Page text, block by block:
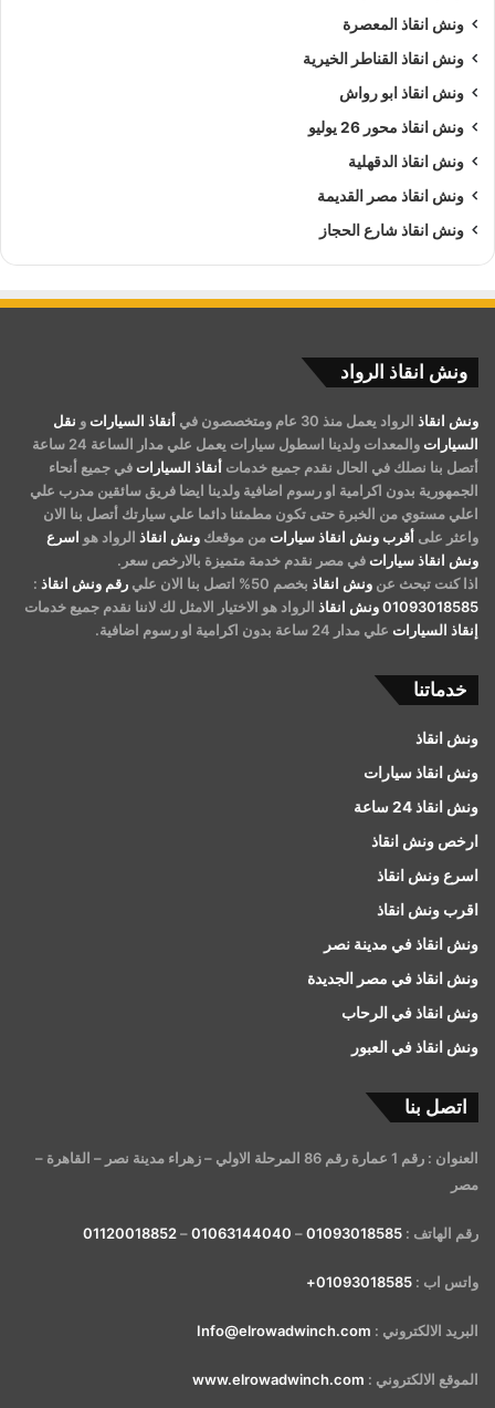
ونش انقاذ المعصرة
ونش انقاذ القناطر الخيرية
ونش انقاذ ابو رواش
ونش انقاذ محور 26 يوليو
ونش انقاذ الدقهلية
ونش انقاذ مصر القديمة
ونش انقاذ شارع الحجاز
ونش انقاذ الرواد
ونش انقاذ الرواد يعمل منذ 30 عام ومتخصصون في أنقاذ السيارات و نقل
السيارات
والمعدات ولدينا اسطول سيارات يعمل علي مدار الساعة 24 ساعة
أتصل بنا نصلك في الحال نقدم جميع خدمات أنقاذ السيارات في جميع أنحاء
الجمهورية بدون اكرامية او رسوم اضافية ولدينا ايضا فريق سائقين مدرب علي
اعلي مستوي من الخبرة حتى تكون مطمئنا دائما علي سيارتك أتصل بنا الان
واعثر على أقرب ونش انقاذ سيارات من موقعك ونش انقاذ الرواد هو اسرع
ونش انقاذ سيارات في مصر نقدم خدمة متميزة بالارخص سعر.
اذا كنت تبحث عن ونش انقاذ بخصم 50% اتصل بنا الان علي رقم ونش انقاذ :
01093018585ونش انقاذ الرواد هو الاختيار الامثل لك لاننا نقدم جميع خدمات
إنقاذ السيارات علي مدار 24 ساعة بدون اكرامية او رسوم اضافية.
خدماتنا
ونش انقاذ
ونش انقاذ سيارات
ونش انقاذ 24 ساعة
ارخص ونش انقاذ
اسرع ونش انقاذ
اقرب ونش انقاذ
ونش انقاذ في مدينة نصر
ونش انقاذ في مصر الجديدة
ونش انقاذ في الرحاب
ونش انقاذ في العبور
اتصل بنا
العنوان : رقم 1 عمارة رقم 86 المرحلة الاولي – زهراء مدينة نصر – القاهرة –
مصر
رقم الهاتف : 01093018585
–
01063144040
–
01120018852
واتس اب : 01093018585+
البريد الالكتروني : Info@elrowadwinch.com
الموقع الالكتروني : www.elrowadwinch.com